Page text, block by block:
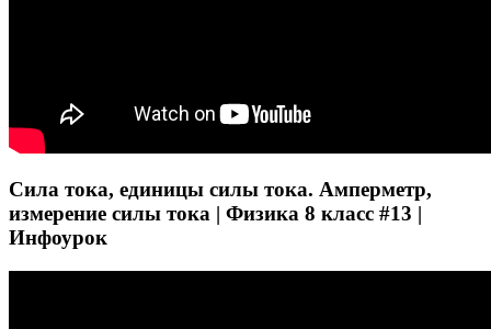
Сила тока, единицы силы тока. Амперметр,
измерение силы тока | Физика 8 класс #13 |
Инфоурок